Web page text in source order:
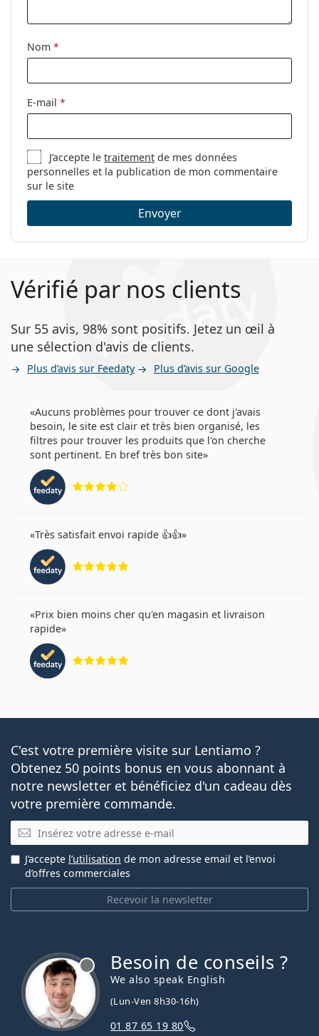
Nom *
E-mail *
J’accepte letraitement de mes données
personnelles et la publication de mon commentaire
sur le site
Envoyer
Vérifié par nos clients
Sur 55 avis, 98% sont positifs. Jetez un œil à
une sélection d'avis de clients.
Plus d’avis sur Feedaty Plus d’avis sur Google
Aucuns problèmes pour trouver ce dont j'avais
besoin, le site est clair et très bien organisé, les
filtres pour trouver les produits que l'on cherche
sont pertinent. En bref très bon site
Très satisfait envoi rapide 👍👍
Prix bien moins cher qu'en magasin et livraison
rapide
C'est votre première visite sur Lentiamo ?
Obtenez 50 points bonus en vous abonnant à
notre newsletter et bénéficiez d'un cadeau dès
votre première commande.
E-mail
Recevoir la newsletter
J’accepte l’utilisation de mon adresse email et l’envoi
d’offres commerciales
Besoin de conseils ?
We also speak English
(Lun-Ven 8h30-16h)
01 87 65 19 80